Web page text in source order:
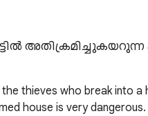
thieves who break into a
house is very